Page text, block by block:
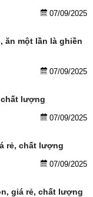
07/09/2025
ăn một lần là ghiền
07/09/2025
chất lượng
07/09/2025
rẻ, chất lượng
07/09/2025
giá rẻ, chất lượng